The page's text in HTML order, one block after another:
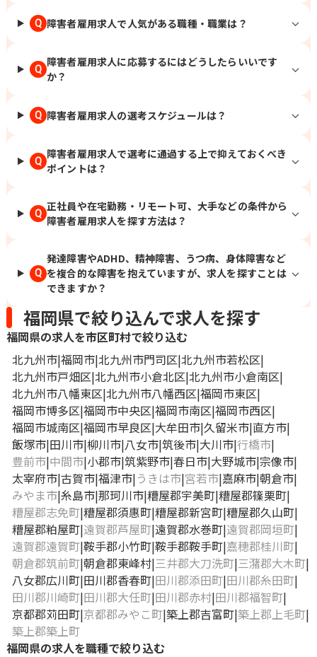
会社の定める場所 / 北千住、千住大橋、
関内、大船、富士見町、平塚、大磯、熊
木更津、祇園、京成船橋、船橋、柏、北
八戸、小中野、山形、北山形、郡山、郡
山富田、いわき、赤井、水戸、偕楽園、
白山、富山、金沢、北鉄金沢、福井、長
野、権堂、松本、北松本、静岡、日吉
町、沼津、大岡、名古屋、近鉄名古屋、
鉄四日市、三宮・花時計前、神戸三宮、
近鉄奈良、奈良、和歌山市、紀和、鳥
取、津ノ井、松江、松江しんじ湖温泉、
関、門司港、徳島、阿波富田、大橋通、
堀詰、旦過、平和通、久留米、花畑、大
Q 障害者雇用求人で人気がある職種・職業は？
Q
障害者雇用求人に応募するにはどうしたらいいです
か？
Q 障害者雇用求人の選考スケジュールは？
Q
障害者雇用求人で選考に通過する上で抑えておくべき
ポイントは？
Q
正社員や在宅勤務・リモート可、大手などの条件から
障害者雇用求人を探す方法は？
Q
発達障害やADHD、精神障害、うつ病、身体障害など
を複合的な障害を抱えていますが、求人を探すことは
できますか？
福岡県で絞り込んで求人を探す
福岡県の求人を市区町村で絞り込む
北九州市 福岡市 北九州市門司区 北九州市若松区
北九州市戸畑区 北九州市小倉北区 北九州市小倉南区
北九州市八幡東区 北九州市八幡西区 福岡市東区
福岡市博多区 福岡市中央区 福岡市南区 福岡市西区
福岡市城南区 福岡市早良区 大牟田市 久留米市 直方市
飯塚市 田川市 柳川市 八女市 筑後市 大川市 行橋市
豊前市 中間市 小郡市 筑紫野市 春日市 大野城市 宗像市
太宰府市 古賀市 福津市 うきは市 宮若市 嘉麻市 朝倉市
みやま市 糸島市 那珂川市 糟屋郡宇美町 糟屋郡篠栗町
糟屋郡志免町 糟屋郡須惠町 糟屋郡新宮町 糟屋郡久山町
糟屋郡粕屋町 遠賀郡芦屋町 遠賀郡水巻町 遠賀郡岡垣町
遠賀郡遠賀町 鞍手郡小竹町 鞍手郡鞍手町 嘉穂郡桂川町
朝倉郡筑前町 朝倉郡東峰村 三井郡大刀洗町 三潴郡大木町
八女郡広川町 田川郡香春町 田川郡添田町 田川郡糸田町
田川郡川崎町 田川郡大任町 田川郡赤村 田川郡福智町
京都郡苅田町 京都郡みやこ町 築上郡吉富町 築上郡上毛町
築上郡築上町
福岡県の求人を職種で絞り込む